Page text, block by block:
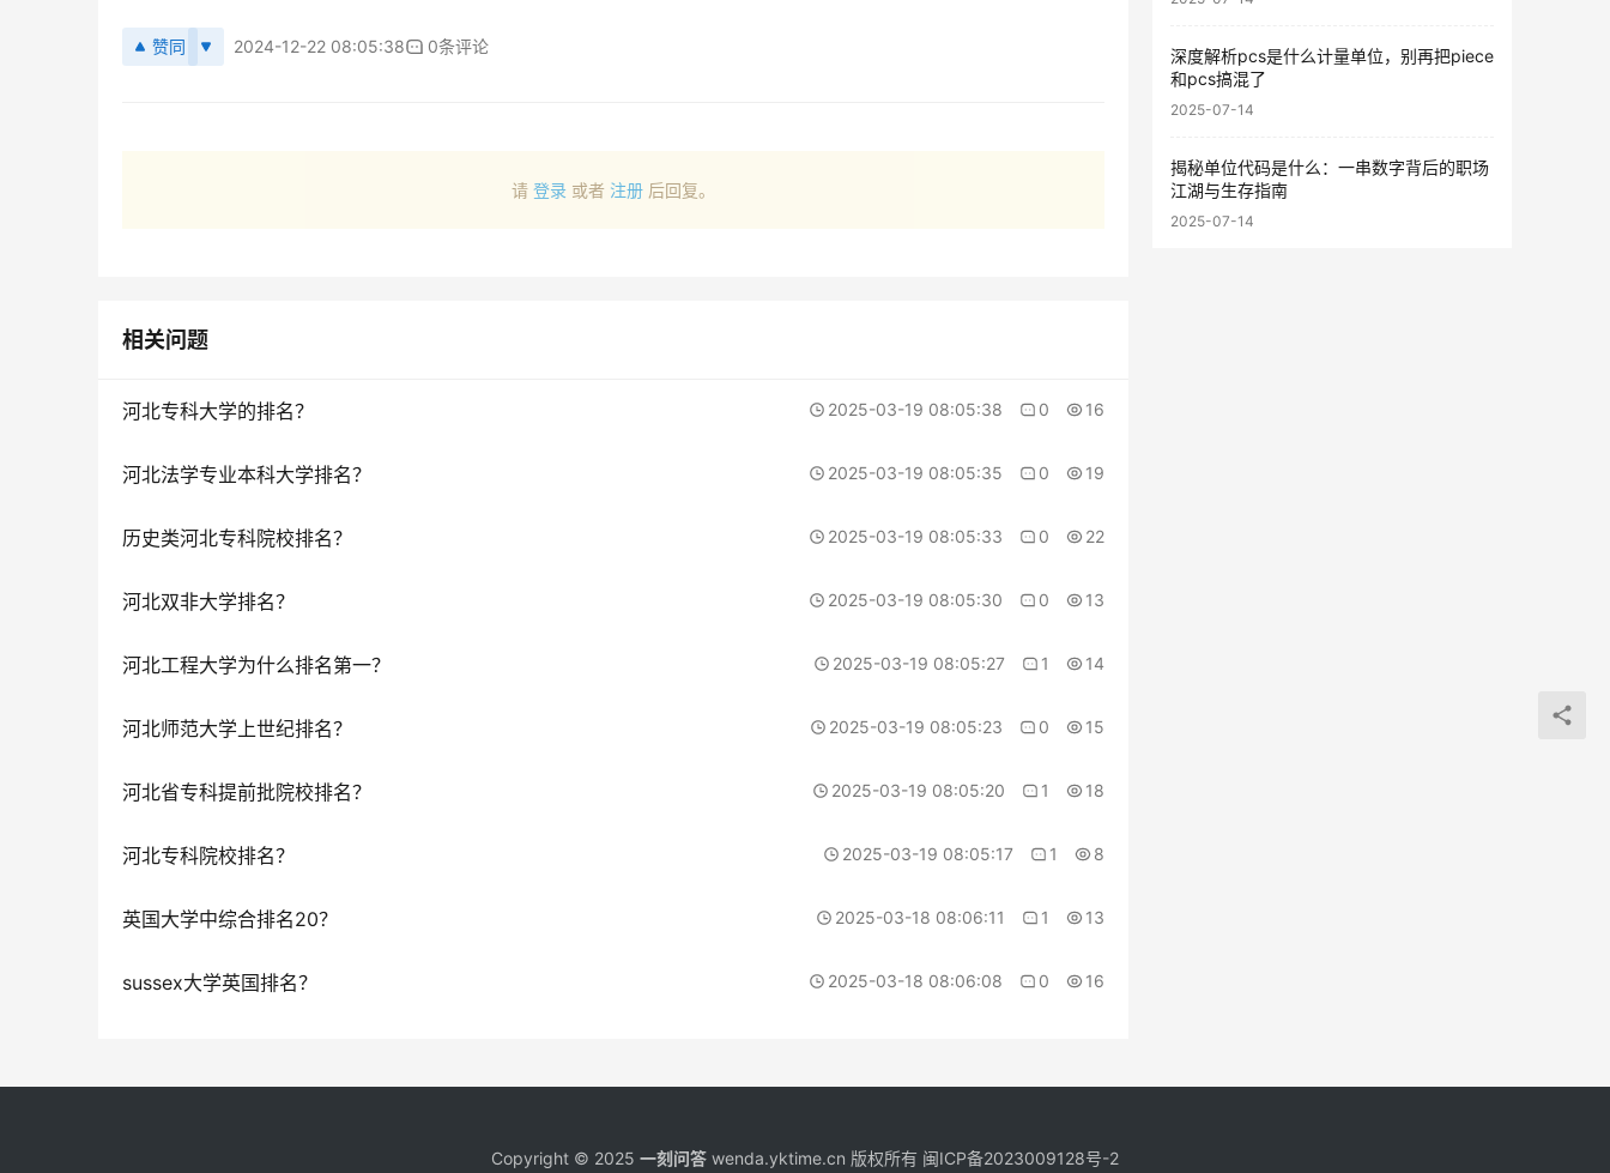
赞同 2024-12-22 08:05:38 0条评论
请 登录 或者 注册 后回复。
相关问题
河北专科大学的排名？ 2025-03-19 08:05:38 0 16
河北法学专业本科大学排名？ 2025-03-19 08:05:35 0 19
历史类河北专科院校排名？ 2025-03-19 08:05:33 0 22
河北双非大学排名？ 2025-03-19 08:05:30 0 13
河北工程大学为什么排名第一？ 2025-03-19 08:05:27 1 14
河北师范大学上世纪排名？ 2025-03-19 08:05:23 0 15
河北省专科提前批院校排名？ 2025-03-19 08:05:20 1 18
河北专科院校排名？ 2025-03-19 08:05:17 1 8
英国大学中综合排名20？ 2025-03-18 08:06:11 1 13
sussex大学英国排名？ 2025-03-18 08:06:08 0 16
深度解析pcs是什么计量单位，别再把piece
和pcs搞混了
2025-07-14
揭秘单位代码是什么：一串数字背后的职场
江湖与生存指南
2025-07-14
Copyright © 2025 一刻问答 wenda.yktime.cn 版权所有 闽ICP备2023009128号-2